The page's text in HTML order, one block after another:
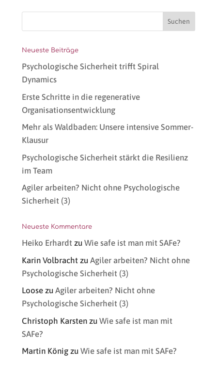
Neueste Beiträge
Psychologische Sicherheit trifft Spiral
Dynamics
Erste Schritte in die regenerative
Organisationsentwicklung
Mehr als Waldbaden: Unsere intensive Sommer-
Klausur
Psychologische Sicherheit stärkt die Resilienz
im Team
Agiler arbeiten? Nicht ohne Psychologische
Sicherheit (3)
Neueste Kommentare
Heiko Erhardtzu Wie safe ist man mit SAFe?
Karin Volbrachtzu Agiler arbeiten? Nicht ohne
Psychologische Sicherheit (3)
Loosezu Agiler arbeiten? Nicht ohne
Psychologische Sicherheit (3)
Christoph Karstenzu Wie safe ist man mit
SAFe?
Martin Königzu Wie safe ist man mit SAFe?